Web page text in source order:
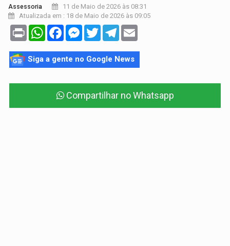
Assessoria
11 de Maio de 2026 às 08:31
Atualizada em : 18 de Maio de 2026 às 09:05
Print WhatsAppFacebookMessenger
TwitterTelegram
Siga a gente no Google News
Compartilhar no Whatsapp